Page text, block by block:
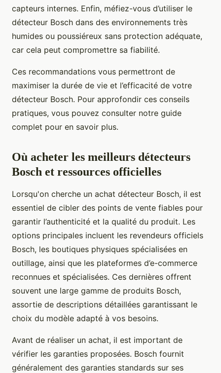
capteurs internes. Enfin, méfiez-vous d’utiliser le
détecteur Bosch dans des environnements très
humides ou poussiéreux sans protection adéquate,
car cela peut compromettre sa fiabilité.
Ces recommandations vous permettront de
maximiser la durée de vie et l’efficacité de votre
détecteur Bosch. Pour approfondir ces conseils
pratiques, vous pouvez consulter notre guide
complet pour en savoir plus.
Où acheter les meilleurs détecteurs
Bosch et ressources officielles
Lorsqu'on cherche un achat détecteur Bosch, il est
essentiel de cibler des points de vente fiables pour
garantir l’authenticité et la qualité du produit. Les
options principales incluent les revendeurs officiels
Bosch, les boutiques physiques spécialisées en
outillage, ainsi que les plateformes d’e-commerce
reconnues et spécialisées. Ces dernières offrent
souvent une large gamme de produits Bosch,
assortie de descriptions détaillées garantissant le
choix du modèle adapté à vos besoins.
Avant de réaliser un achat, il est important de
vérifier les garanties proposées. Bosch fournit
généralement des garanties standards sur ses